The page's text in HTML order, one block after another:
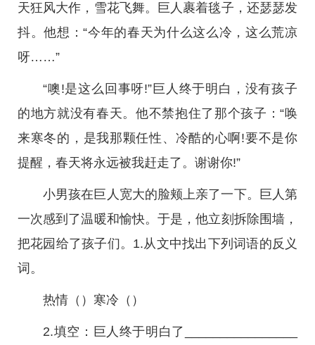
天狂风大作，雪花飞舞。巨人裹着毯子，还瑟瑟发
抖。他想：“今年的春天为什么这么冷，这么荒凉
呀……”
“噢!是这么回事呀!”巨人终于明白，没有孩子
的地方就没有春天。他不禁抱住了那个孩子：“唤
来寒冬的，是我那颗任性、冷酷的心啊!要不是你
提醒，春天将永远被我赶走了。谢谢你!”
小男孩在巨人宽大的脸颊上亲了一下。巨人第
一次感到了温暖和愉快。于是，他立刻拆除围墙，
把花园给了孩子们。1.从文中找出下列词语的反义
词。
热情（）寒冷（）
2.填空：巨人终于明白了________________